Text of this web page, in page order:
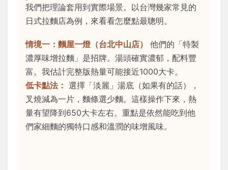
我們把理論套用到實際場景。以台灣幾家常見的
日式拉麵店為例，來看看怎麼點最聰明。
情境一：麵屋一燈（台北中山店）
他們的「特製
濃厚味增拉麵」是招牌。湯頭確實濃郁，配料豐
富。我估計完整版熱量可能接近1000大卡。
低卡點法： 選擇「淡麗」湯底（如果有的話），
叉燒減為一片，麵條選少麵。這樣操作下來，熱
量有望降到650大卡左右。重點是依然能吃到他
們家細麵的獨特口感和溫潤的味增風味。